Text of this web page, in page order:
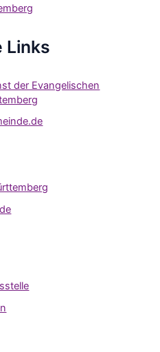
Links
der Evangelischen